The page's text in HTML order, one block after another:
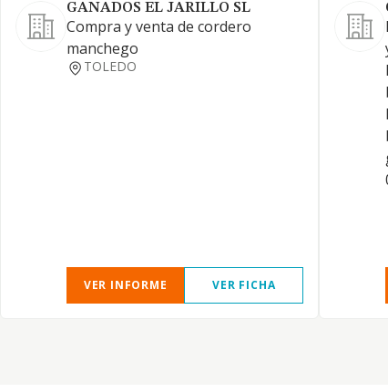
GANADOS EL JARILLO SL
Compra y venta de cordero
manchego
TOLEDO
VER INFORME VER FICHA